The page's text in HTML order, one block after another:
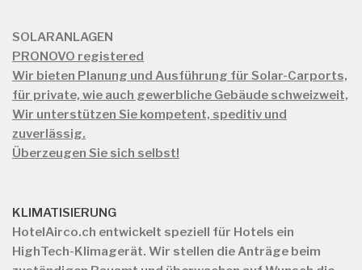
SOLARANLAGEN
PRONOVO registered
Wir bieten Planung und Ausführung für Solar-Carports,
für private, wie auch gewerbliche Gebäude schweizweit,
Wir unterstützen Sie kompetent, speditiv und
zuverlässig.
Überzeugen Sie sich selbst!
KLIMATISIERUNG
HotelAirco.ch entwickelt speziell für Hotels ein
HighTech-Klimagerät. Wir stellen die Anträge beim